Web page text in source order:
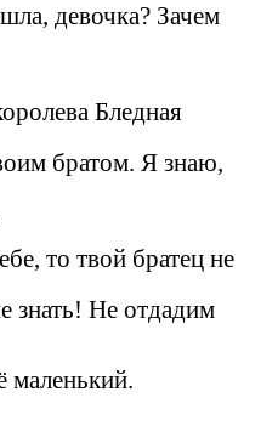
девочка? Зачем
Бледная
Я знаю,
то твой братец не
Не отдадим